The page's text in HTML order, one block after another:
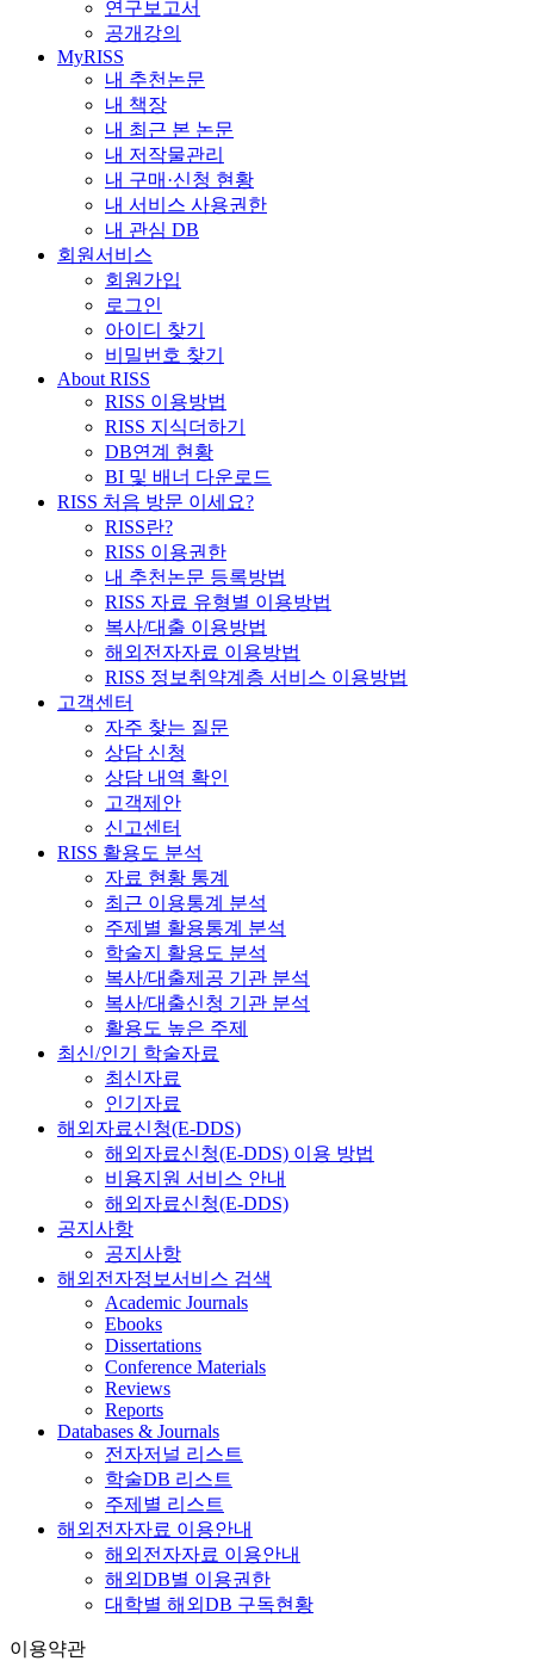
연구보고서
공개강의
MyRISS
내 추천논문
내 책장
내 최근 본 논문
내 저작물관리
내 구매·신청 현황
내 서비스 사용권한
내 관심 DB
회원서비스
회원가입
로그인
아이디 찾기
비밀번호 찾기
About RISS
RISS 이용방법
RISS 지식더하기
DB연계 현황
BI 및 배너 다운로드
RISS 처음 방문 이세요?
RISS란?
RISS 이용권한
내 추천논문 등록방법
RISS 자료 유형별 이용방법
복사/대출 이용방법
해외전자자료 이용방법
RISS 정보취약계층 서비스 이용방법
고객센터
자주 찾는 질문
상담 신청
상담 내역 확인
고객제안
신고센터
RISS 활용도 분석
자료 현황 통계
최근 이용통계 분석
주제별 활용통계 분석
학술지 활용도 분석
복사/대출제공 기관 분석
복사/대출신청 기관 분석
활용도 높은 주제
최신/인기 학술자료
최신자료
인기자료
해외자료신청(E-DDS)
해외자료신청(E-DDS) 이용 방법
비용지원 서비스 안내
해외자료신청(E-DDS)
공지사항
공지사항
해외전자정보서비스 검색
Academic Journals
Ebooks
Dissertations
Conference Materials
Reviews
Reports
Databases & Journals
전자저널 리스트
학술DB 리스트
주제별 리스트
해외전자자료 이용안내
해외전자자료 이용안내
해외DB별 이용권한
대학별 해외DB 구독현황
이용약관